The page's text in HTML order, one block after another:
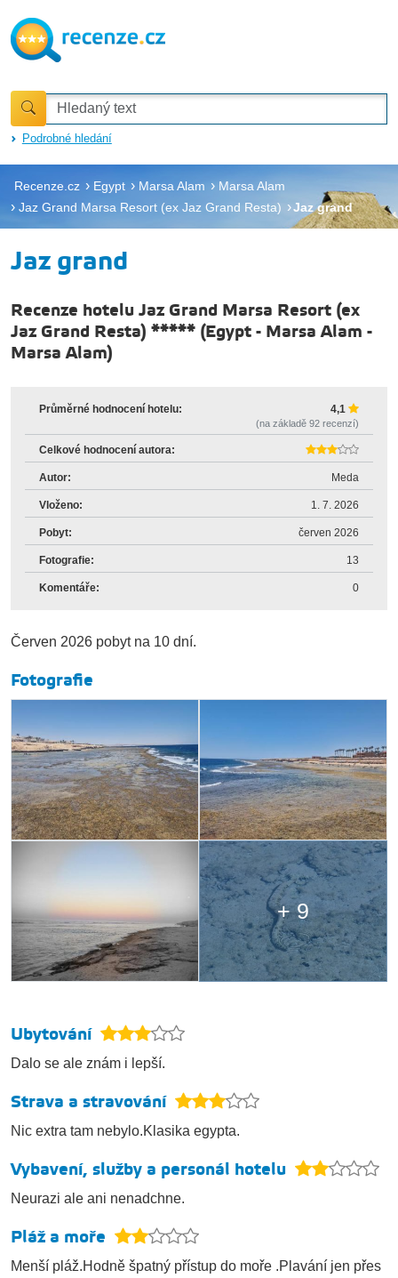
Podrobné hledání
Recenze.cz Egypt Marsa Alam
Marsa Alam
Jaz Grand Marsa Resort (ex Jaz Grand Resta)
Jaz grand
Jaz grand
Recenze hotelu Jaz Grand Marsa Resort (ex
Jaz Grand Resta) ***** (Egypt - Marsa Alam -
Marsa Alam)
Průměrné hodnocení hotelu: 4,1
(na základě 92 recenzí)
Celkové hodnocení autora:
Autor: Meda
Vloženo: 1. 7. 2026
Pobyt: červen 2026
Fotografie: 13
Komentáře: 0
Červen 2026 pobyt na 10 dní.
Fotografie
+ 9
Ubytování
Dalo se ale znám i lepší.
Strava a stravování
Nic extra tam nebylo.Klasika egypta.
Vybavení, služby a personál hotelu
Neurazi ale ani nenadchne.
Pláž a moře
Menší pláž.Hodně špatný přístup do moře .Plavání jen přes